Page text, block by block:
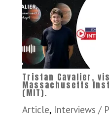
Tristan Cavalier,
Massachusetts
(MIT).
Article, Interviews /